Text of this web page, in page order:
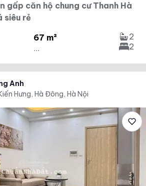
gấp căn hộ chung cư Thanh Hà
siêu rẻ
67 m²
...
2
2
Anh
Hưng, Hà Đông, Hà Nội